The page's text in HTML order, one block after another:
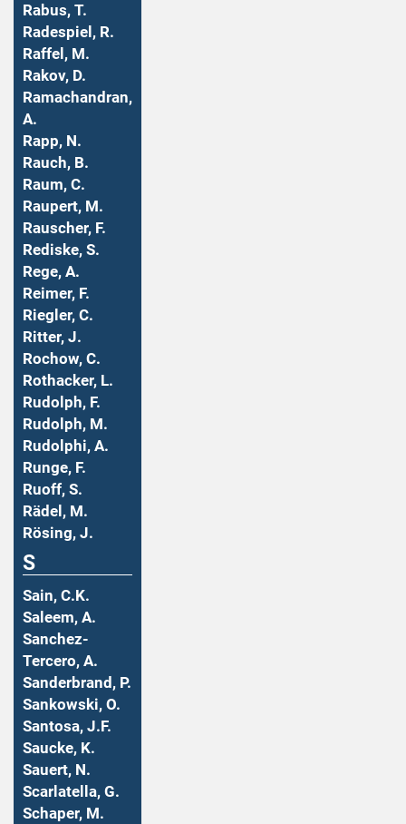
Rabus, T.
Radespiel, R.
Raffel, M.
Rakov, D.
Ramachandran,
A.
Rapp, N.
Rauch, B.
Raum, C.
Raupert, M.
Rauscher, F.
Rediske, S.
Rege, A.
Reimer, F.
Riegler, C.
Ritter, J.
Rochow, C.
Rothacker, L.
Rudolph, F.
Rudolph, M.
Rudolphi, A.
Runge, F.
Ruoff, S.
Rädel, M.
Rösing, J.
S
Sain, C.K.
Saleem, A.
Sanchez-
Tercero, A.
Sanderbrand, P.
Sankowski, O.
Santosa, J.F.
Saucke, K.
Sauert, N.
Scarlatella, G.
Schaper, M.